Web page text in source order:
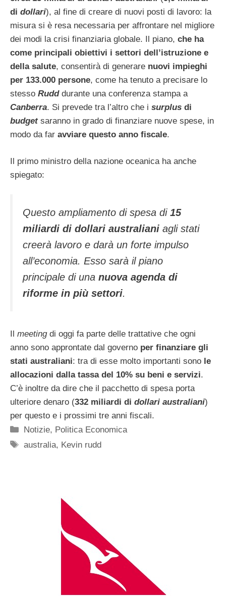
di dollari), al fine di creare di nuovi posti di lavoro: la
misura si è resa necessaria per affrontare nel migliore
dei modi la crisi finanziaria globale. Il piano, che ha
come principali obiettivi i settori dell’istruzione e
della salute, consentirà di generare nuovi impieghi
per 133.000 persone, come ha tenuto a precisare lo
stesso Rudddurante una conferenza stampa a
Canberra. Si prevede tra l’altro che i surplus di
budgetsaranno in grado di finanziare nuove spese, in
modo da far avviare questo anno fiscale.
Il primo ministro della nazione oceanica ha anche
spiegato:
Questo ampliamento di spesa di 15
miliardi di dollari australiani agli stati
creerà lavoro e darà un forte impulso
all’economia. Esso sarà il piano
principale di una nuova agenda di
riforme in più settori.
Il meetingdi oggi fa parte delle trattative che ogni
anno sono approntate dal governo per finanziare gli
stati australiani: tra di esse molto importanti sono le
allocazioni dalla tassa del 10% su beni e servizi.
C’è inoltre da dire che il pacchetto di spesa porta
ulteriore denaro (332 miliardi di dollari australiani)
per questo e i prossimi tre anni fiscali.
Categorie
Notizie, Politica Economica
Tag
australia, Kevin rudd